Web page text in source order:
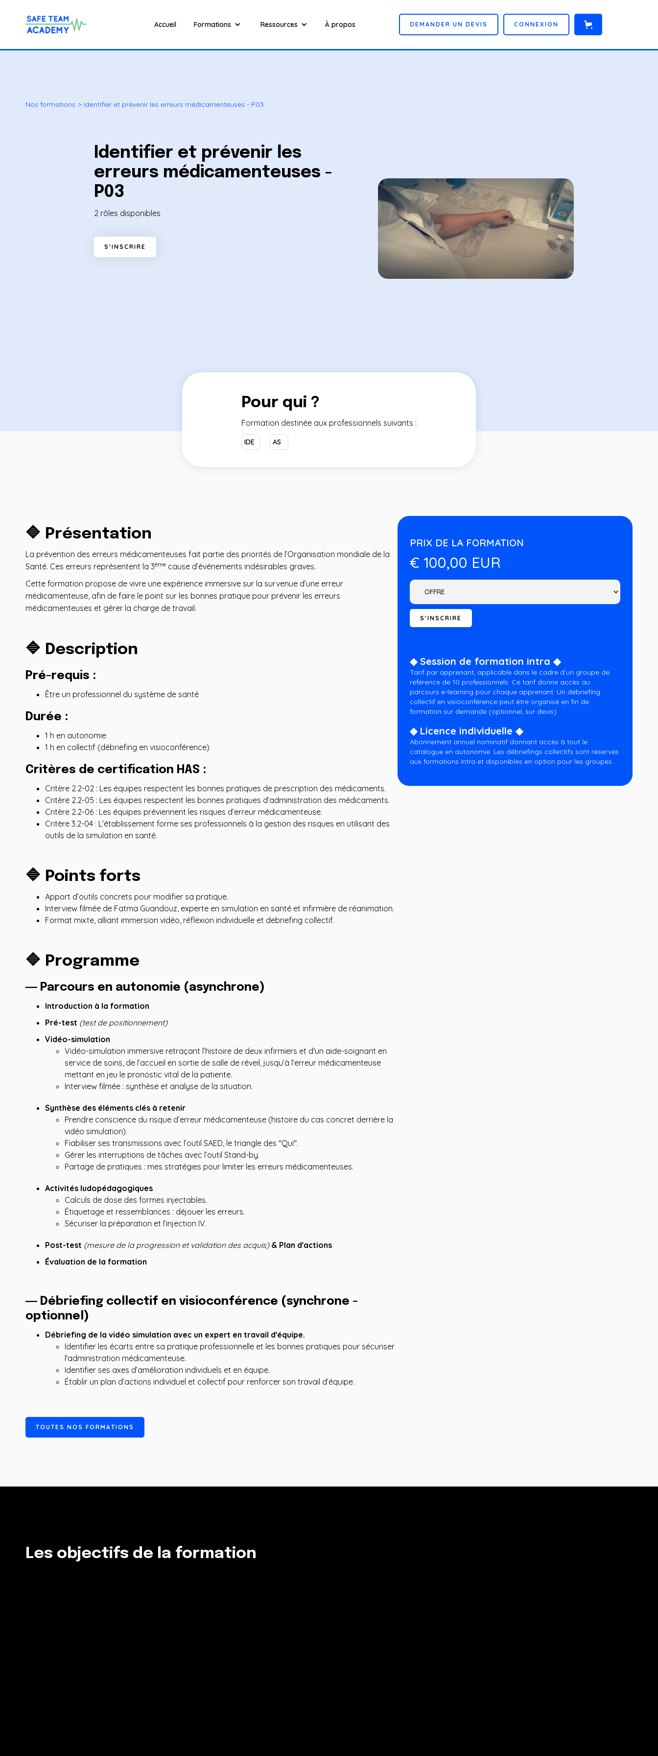
Accueil Formations Ressources À propos DE MANDE R UN DE VIS CONNE XION
Nos formations > Identifier et prévenir les erreurs médicamenteuses - P03
Identifier et prévenir les
erreurs médicamenteuses -
P03
2 rôles disponibles
S ' INS CRIRE
Pour qui ?
Formation destinée aux professionnels suivants :
IDE AS
🔷 Présentation
La prévention des erreurs médicamenteuses fait partie des priorités de l’Organisation mondiale de la
Santé. Ces erreurs représentent la 3ème cause d’événements indésirables graves.
Cette formation propose de vivre une expérience immersive sur la survenue d’une erreur
médicamenteuse, afin de faire le point sur les bonnes pratique pour prévenir les erreurs
médicamenteuses et gérer la charge de travail.
🔷 Description
Pré-requis :
Être un professionnel du système de santé
Durée :
1 h en autonomie
1 h en collectif (débriefing en visioconférence)
Critères de certification HAS :
Critère 2.2-02 : Les équipes respectent les bonnes pratiques de prescription des médicaments.
Critère 2.2-05 : Les équipes respectent les bonnes pratiques d’administration des médicaments.
Critère 2.2-06 : Les équipes préviennent les risques d’erreur médicamenteuse.
Critère 3.2-04 : L’établissement forme ses professionnels à la gestion des risques en utilisant des
outils de la simulation en santé.
🔷 Points forts
Apport d’outils concrets pour modifier sa pratique.
Interview filmée de Fatma Guandouz, experte en simulation en santé et infirmière de réanimation.
Format mixte, alliant immersion vidéo, réflexion individuelle et debriefing collectif.
🔷 Programme
― Parcours en autonomie (asynchrone)
Introduction à la formation
Pré-test (test de positionnement)
Vidéo-simulation
Vidéo-simulation immersive retraçant l’histoire de deux infirmiers et d'un aide-soignant en
service de soins, de l’accueil en sortie de salle de réveil, jusqu’à l’erreur médicamenteuse
mettant en jeu le pronostic vital de la patiente.
Interview filmée : synthèse et analyse de la situation.
Synthèse des éléments clés à retenir
Prendre conscience du risque d’erreur médicamenteuse (histoire du cas concret derrière la
vidéo simulation).
Fiabiliser ses transmissions avec l’outil SAED, le triangle des "Qui".
Gérer les interruptions de tâches avec l’outil Stand-by.
Partage de pratiques : mes stratégies pour limiter les erreurs médicamenteuses.
Activités ludopédagogiques
Calculs de dose des formes injectables.
Étiquetage et ressemblances : déjouer les erreurs.
Sécuriser la préparation et l’injection IV.
Post-test (mesure de la progression et validation des acquis)& Plan d'actions
Évaluation de la formation
― Débriefing collectif en visioconférence (synchrone -
optionnel)
Débriefing de la vidéo simulation avec un expert en travail d'équipe.
Identifier les écarts entre sa pratique professionnelle et les bonnes pratiques pour sécuriser
l'administration médicamenteuse.
Identifier ses axes d’amélioration individuels et en équipe.
Établir un plan d’actions individuel et collectif pour renforcer son travail d’équipe.
TOUTE S NOS FORMATIONS
PRIX DE LA FORMATION
€ 100,00 EUR
◆ Session de formation intra ◆
Tarif par apprenant, applicable dans le cadre d’un groupe de
référence de 10 professionnels. Ce tarif donne accès au
parcours e-learning pour chaque apprenant. Un débriefing
collectif en visioconférence peut être organisé en fin de
formation sur demande (optionnel, sur devis).
◆ Licence individuelle ◆
Abonnement annuel nominatif donnant accès à tout le
catalogue en autonomie. Les débriefings collectifs sont réservés
aux formations intra et disponibles en option pour les groupes.
Les objectifs de la formation